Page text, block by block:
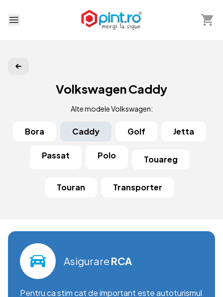
Deschide meniu
Arată
Volkswagen Caddy
Alte modele Volkswagen:
Bora Caddy Golf Jetta
Passat Polo Touareg
Touran Transporter
Asigurare RCA
Pentru ca stim cat de important este autoturismul